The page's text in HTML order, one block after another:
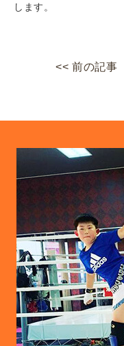
します。
<< 前の記事